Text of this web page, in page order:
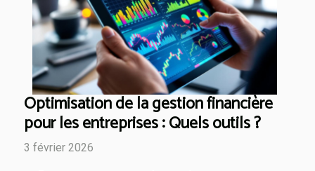
Optimisation de la gestion financière
pour les entreprises : Quels outils ?
3 février 2026